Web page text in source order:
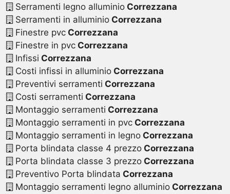
Serramenti legno alluminioCorrezzana
Serramenti in alluminioCorrezzana
Finestre pvcCorrezzana
Finestre in pvcCorrezzana
Infissi Correzzana
Costi infissi in alluminioCorrezzana
Preventivi serramenti Correzzana
Costi serramenti Correzzana
Montaggio serramenti Correzzana
Montaggio serramenti in pvcCorrezzana
Montaggio serramenti in legnoCorrezzana
Porta blindata classe 4 prezzoCorrezzana
Porta blindata classe 3 prezzoCorrezzana
Preventivo Porta blindata Correzzana
Montaggio serramenti legno alluminioCorrezzana